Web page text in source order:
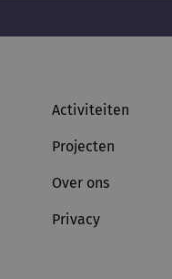
Activiteiten
Projecten
Over ons
Privacy